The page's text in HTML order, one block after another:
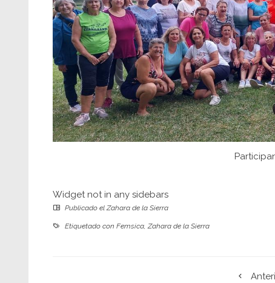
Widget not in any sidebars
Publicado el Zahara de la Sierra
Etiquetado con Femsica Zahara de la Sierra